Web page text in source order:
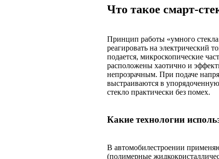
Что такое смарт-
Принцип работы «умного
реагировать на электрический
подается, микроскопические
расположены хаотично и
непрозрачным. При подаче
выстраиваются в упорядоченную
стекло практически без помех.
Какие технологии
В автомобилестроении
(полимерные